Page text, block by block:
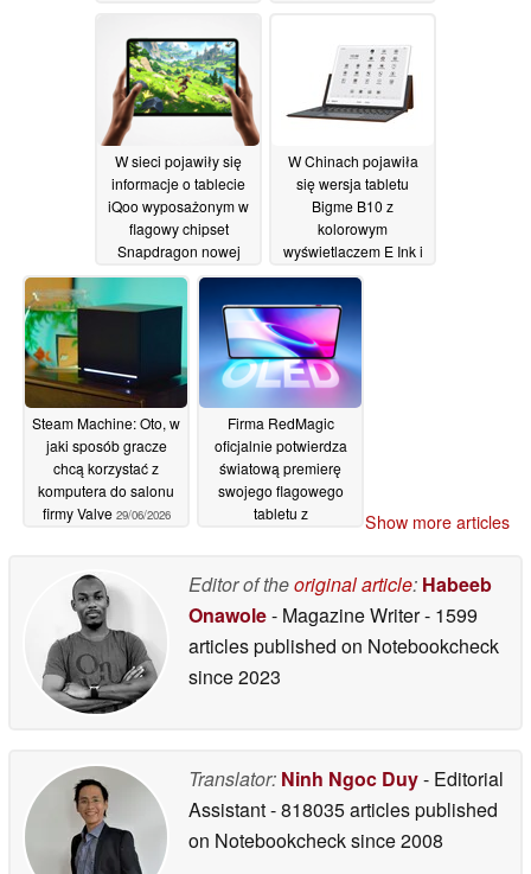
do gier, wyposażonego
w układ chłodzenia
cieczą oraz
wyświetlacz OLED o
częstotliwości
odświeżania 185 Hz
30/06/2026
W sieci pojawiły się
informacje o tablecie
iQoo wyposażonym w
flagowy chipset
Snapdragon nowej
generacji30/06/2026
W Chinach pojawiła
się wersja tabletu
Bigme B10 z
kolorowym
wyświetlaczem E Ink i
12 GB pamięci RAM
Steam Machine: Oto, w
jaki sposób gracze
chcą korzystać z
komputera do salonu
firmy Valve 29/06/2026
Firma RedMagic
oficjalnie potwierdza
światową premierę
swojego flagowego
tabletu z
Show more articles
Editor of theoriginal article: Habeeb
Onawole- Magazine Writer- 1599
articles published on Notebookcheck
since 2023
Translator: Ninh Ngoc Duy- Editorial
Assistant- 818035 articles published
on Notebookchecksince 2008